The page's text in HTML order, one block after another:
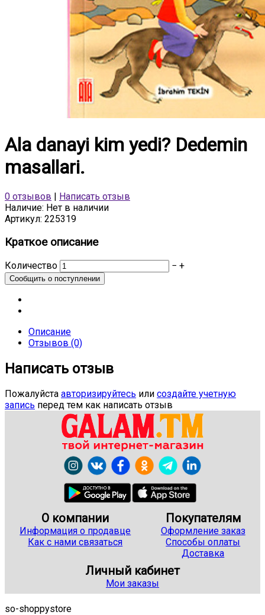
Ala danayi kim yedi? Dedemin
masallari.
0 отзывов
Написать отзыв
Наличие: Нет в наличии
Артикул: 225319
Краткое описание
Количество − +
Описание
Отзывов (0)
Написать отзыв
Пожалуйста авторизируйтесь или создайте учетную
запись перед тем как написать отзыв
О компании
Информация о продавце
Как с нами связаться
Покупателям
Оформление заказ
Способы оплаты
Доставка
Личный кабинет
Мои заказы
so-shoppystore